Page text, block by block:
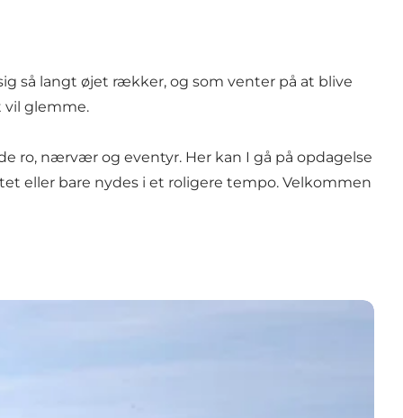
så langt øjet rækker, og som venter på at blive
vil glemme.
ro, nærvær og eventyr. Her kan I gå på opdagelse
eller bare nydes i et roligere tempo. Velkommen